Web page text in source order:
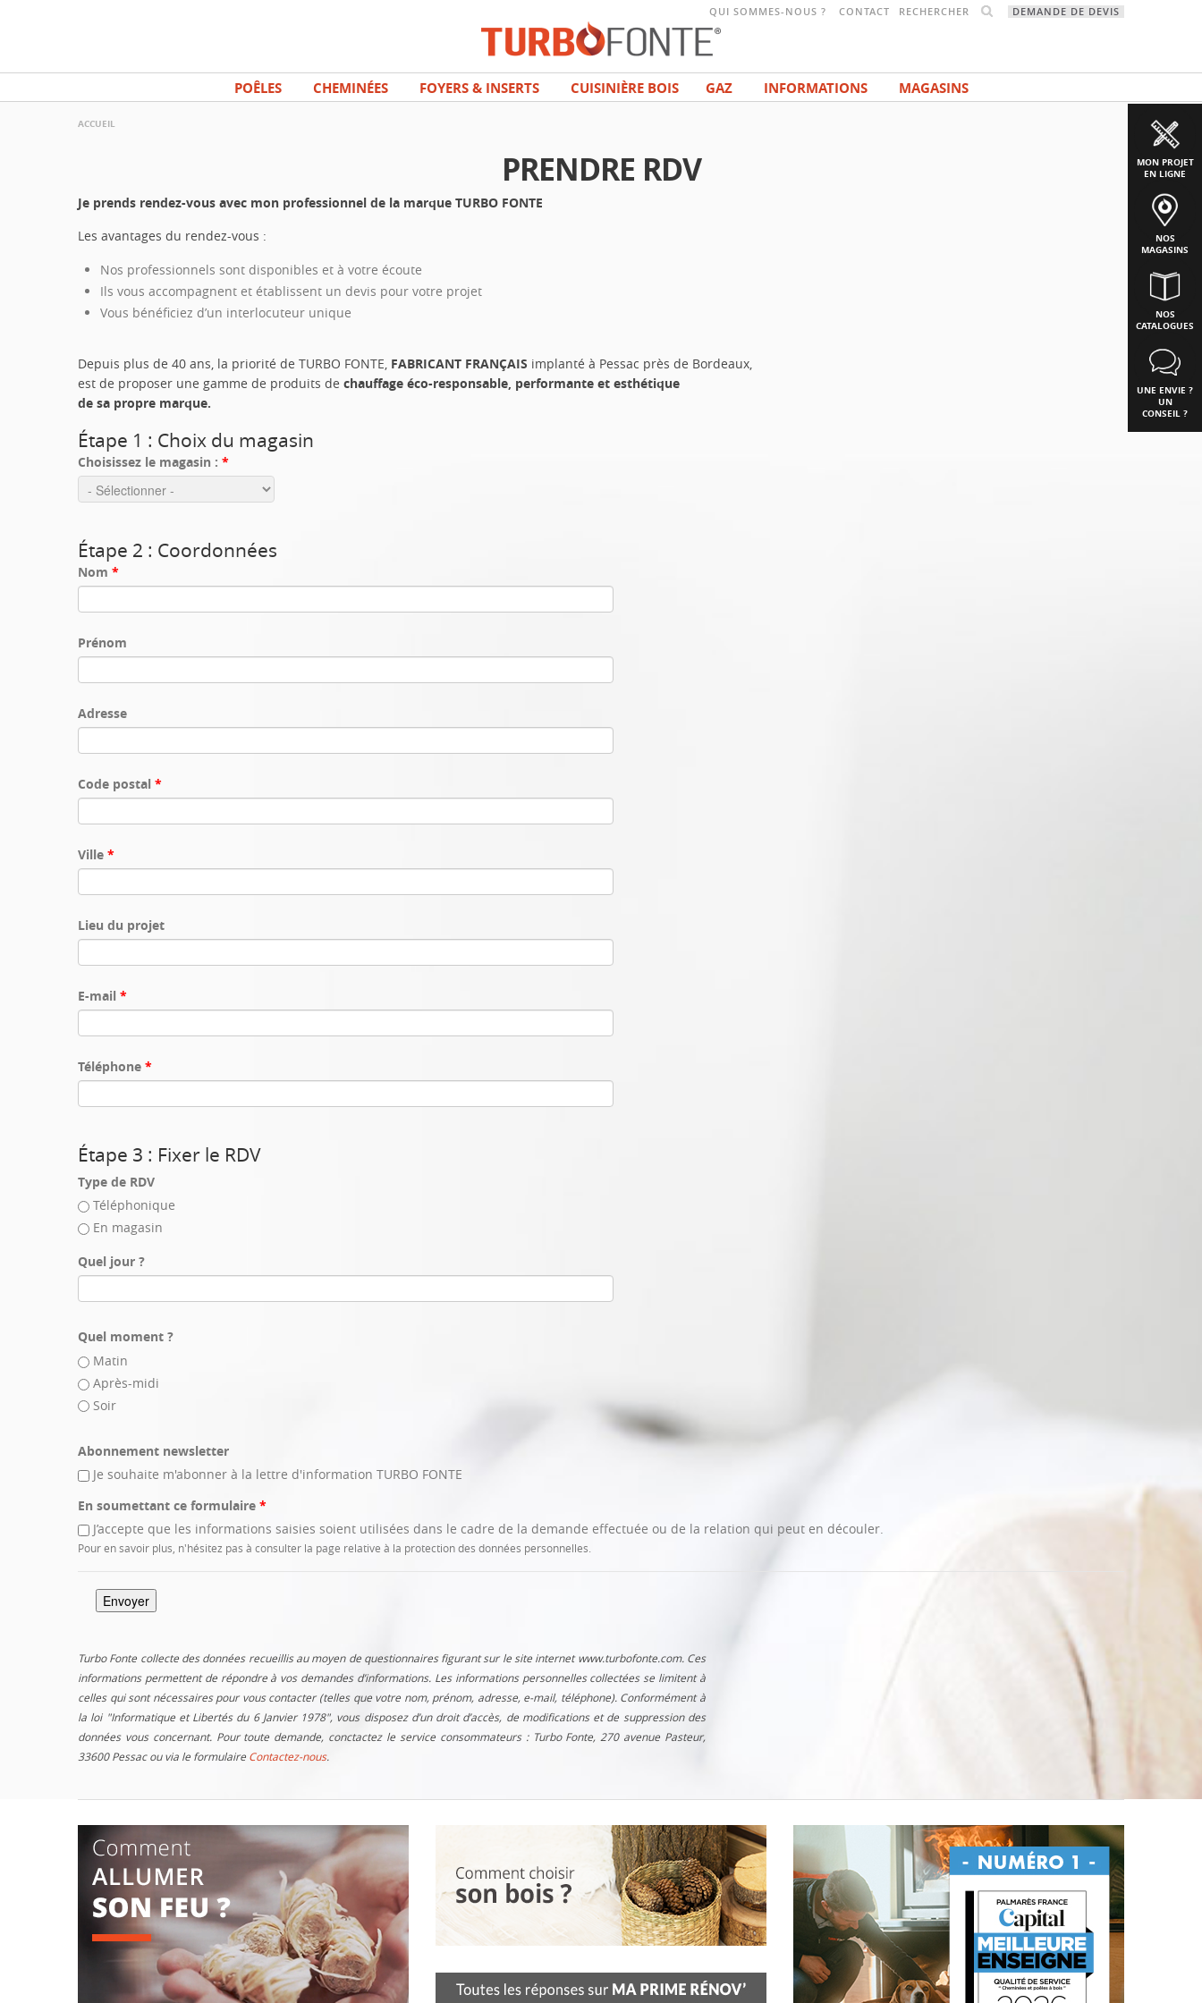
principal
QUI SOMMES-NOUS ? CONTACT RECHERCHER DEMANDE DE DEVIS
POÊLES CHEMINÉES FOYERS & INSERTS CUISINIÈRE BOIS GAZ INFORMATIONS MAGASINS
ACCUEIL
PRENDRE RDV
Je prends rendez-vous avec mon professionnel de la marque TURBO FONTE
Les avantages du rendez-vous :
Nos professionnels sont disponibles et à votre écoute
Ils vous accompagnent et établissent un devis pour votre projet
Vous bénéficiez d’un interlocuteur unique
Depuis plus de 40 ans, la priorité de TURBO FONTE, FABRICANT FRANÇAIS implanté à Pessac près de Bordeaux,
est de proposer une gamme de produits de chauffage éco-responsable, performante et esthétique
de sa propre marque.
Étape 1 : Choix du magasin
Choisissez le magasin : *
Étape 2 : Coordonnées
Nom *
Prénom
Adresse
Code postal *
Ville *
Lieu du projet
E-mail *
Téléphone *
Étape 3 : Fixer le RDV
Type de RDV
Téléphonique
En magasin
Quel jour ?
Quel moment ?
Matin
Après-midi
Soir
Abonnement newsletter
Je souhaite m'abonner à la lettre d'information TURBO FONTE
En soumettant ce formulaire *
J’accepte que les informations saisies soient utilisées dans le cadre de la demande effectuée ou de la relation qui peut en découler.
Pour en savoir plus, n'hésitez pas à consulter la page relative à la protection des données personnelles.
Turbo Fonte collecte des données recueillis au moyen de questionnaires figurant sur le site internet www.turbofonte.com. Ces
informations permettent de répondre à vos demandes d’informations. Les informations personnelles collectées se limitent à
celles qui sont nécessaires pour vous contacter (telles que votre nom, prénom, adresse, e-mail, téléphone). Conformément à
la loi "Informatique et Libertés du 6 Janvier 1978", vous disposez d’un droit d’accès, de modifications et de suppression des
données vous concernant. Pour toute demande, conctactez le service consommateurs : Turbo Fonte, 270 avenue Pasteur,
33600 Pessac ou via le formulaire Contactez-nous.
MON PROJET
EN LIGNE
NOS
MAGASINS
NOS
CATALOGUES
UNE ENVIE ?
UN
CONSEIL ?